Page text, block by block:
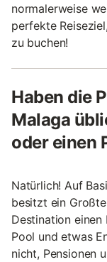
normalerweise
perfekte
zu buchen!
Haben die
Malaga
oder einen
Natürlich! Auf
besitzt ein
Destination einen
Pool und etwas
nicht, Pensionen